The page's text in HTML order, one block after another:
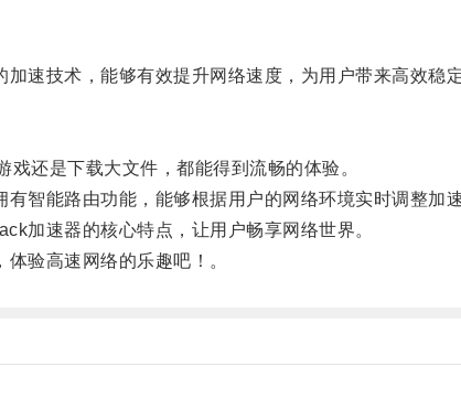
技术，能够有效提升网络速度，为用户带来高效稳定
还是下载大文件，都能得到流畅的体验。
能路由功能，能够根据用户的网络环境实时调整加速
速器的核心特点，让用户畅享网络世界。
验高速网络的乐趣吧！。